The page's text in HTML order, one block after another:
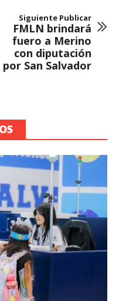
Siguiente Publicar
FMLN brindará
fuero a Merino
con diputación
por San Salvador